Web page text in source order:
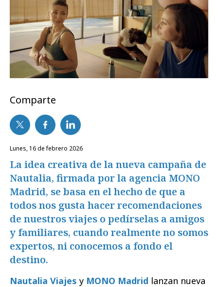
Comparte
lunes, 16 de febrero 2026
La idea creativa de la nueva campaña de
Nautalia, firmada por la agencia MONO
Madrid, se basa en el hecho de que a
todos nos gusta hacer recomendaciones
de nuestros viajes o pedírselas a amigos
y familiares, cuando realmente no somos
expertos, ni conocemos a fondo el
destino.
Nautalia Viajes y MONO Madrid lanzan nueva